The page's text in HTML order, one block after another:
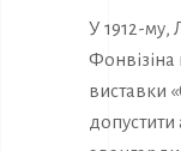
У 1912-му,
Фонвізіна
виставки
допустити